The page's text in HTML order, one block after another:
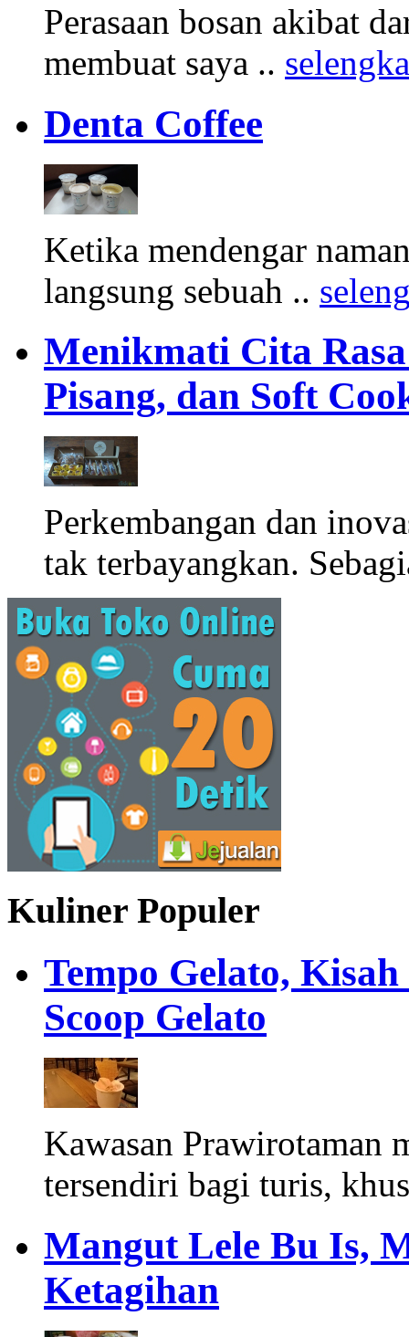
Perasaan bosan akibat
membuat saya ..
Denta Coffee
Ketika mendengar
langsung sebuah ..
Menikmati Cita
Pisang, dan Soft
Perkembangan dan
tak terbayangkan.
Kuliner Populer
Tempo Gelato,
Scoop Gelato
Kawasan Prawirotaman
tersendiri bagi turis,
Mangut Lele Bu Is,
Ketagihan